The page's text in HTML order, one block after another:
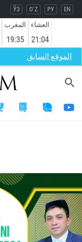
ЎЗ O`Z РУ EN
المغرب
19:35
العشاء
21:04
الموقع السابق